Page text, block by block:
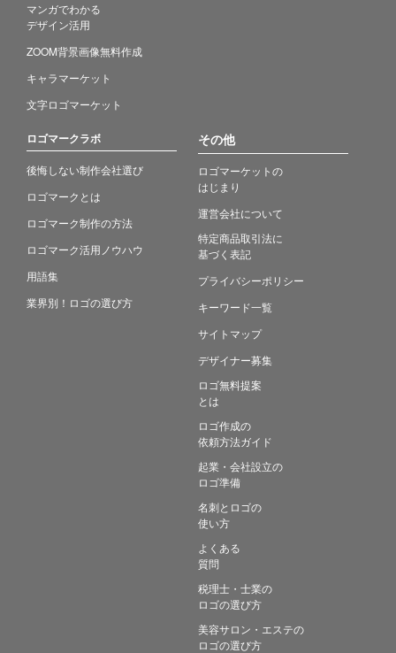
マンガでわかる
デザイン活用
ZOOM背景画像無料作成
キャラマーケット
文字ロゴマーケット
ロゴマークラボ
後悔しない制作会社選び
ロゴマークとは
ロゴマーク制作の方法
ロゴマーク活用ノウハウ
用語集
業界別！ロゴの選び方
その他
ロゴマーケットの
はじまり
運営会社について
特定商品取引法に
基づく表記
プライバシーポリシー
キーワード一覧
サイトマップ
デザイナー募集
ロゴ無料提案
とは
ロゴ作成の
依頼方法ガイド
起業・会社設立の
ロゴ準備
名刺とロゴの
使い方
よくある
質問
税理士・士業の
ロゴの選び方
美容サロン・エステの
ロゴの選び方